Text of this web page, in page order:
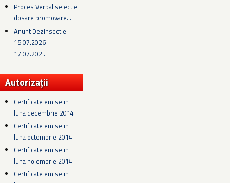
Proces Verbal selectie
dosare promovare...
Anunt Dezinsectie
15.07.2026 -
17.07.202...
Autorizații
Certificate emise in
luna decembrie 2014
Certificate emise in
luna octombrie 2014
Certificate emise in
luna noiembrie 2014
Certificate emise in